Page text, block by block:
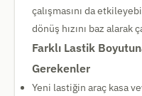
çalışmasını da
dönüş hızını baz alarak
Farklı Lastik
Gerekenler
Yeni lastiğin araç kasa